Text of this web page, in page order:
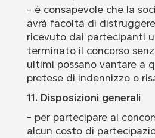
- è consapevole che la
avrà facoltà di
ricevuto dai partecipanti
terminato il concorso
ultimi possano vantare a
pretese di indennizzo o
11. Disposizioni generali
- per partecipare al
alcun costo di